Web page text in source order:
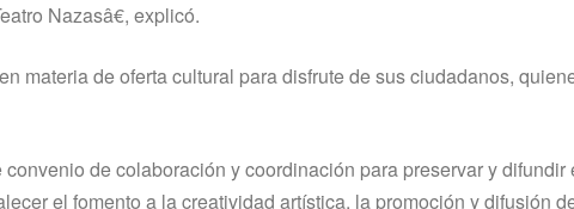
Nazasâ€, explicó.
materia de oferta cultural para disfrute de sus ciudadanos,
de colaboración y coordinación para preservar y difundir
el fomento a la creatividad artí­stica, la promoción y difusión